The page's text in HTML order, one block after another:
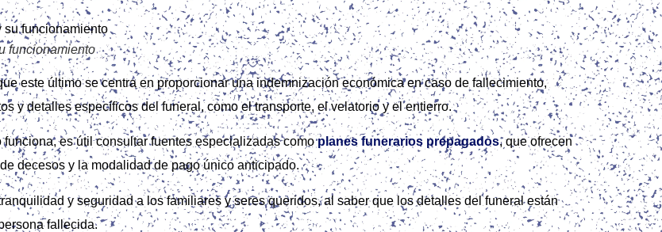
funcionamiento
este último se centra en proporcionar una indemnización económica en caso de fallecimiento,
y detalles específicos del funeral, como el transporte, el velatorio y el entierro.
es útil consultar fuentes especializadas comoplanes funerarios prepagados, que ofrecen
decesos y la modalidad de pago único anticipado.
y seguridad a los familiares y seres queridos, al saber que los detalles del funeral están
fallecida.